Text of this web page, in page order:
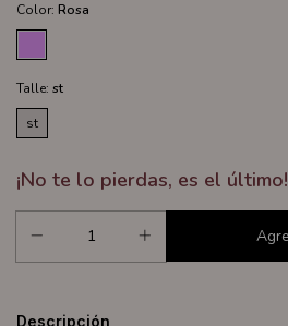
Color: Rosa
Talle: st
st
¡No te lo pierdas, es el último!
Descripción